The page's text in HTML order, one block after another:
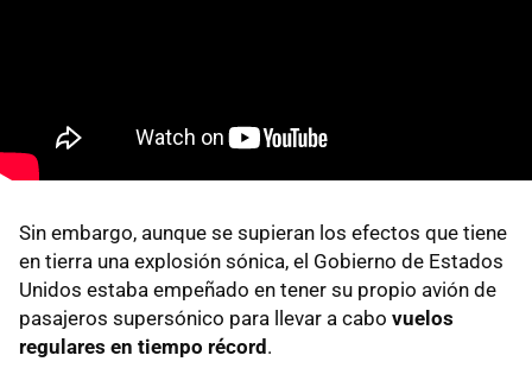
Sin embargo, aunque se supieran los efectos que tiene
en tierra una explosión sónica, el Gobierno de Estados
Unidos estaba empeñado en tener su propio avión de
pasajeros supersónico para llevar a cabo vuelos
regulares en tiempo récord.